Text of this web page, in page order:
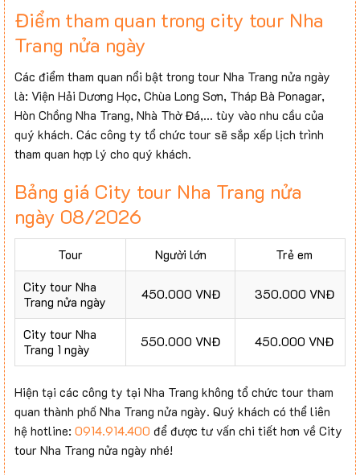
Điểm tham quan trong city tour Nha
Trang nửa ngày
Các điểm tham quan nổi bật trong tour Nha Trang nửa ngày
là: Viện Hải Dương Học, Chùa Long Sơn, Tháp Bà Ponagar,
Hòn Chồng Nha Trang, Nhà Thờ Đá,… tùy vào nhu cầu của
quý khách. Các công ty tổ chức tour sẽ sắp xếp lịch trình
tham quan hợp lý cho quý khách.
Bảng giá City tour Nha Trang nửa
ngày 08/2026
Tour Người lớn
Trẻ em
City tour Nha
Trang nửa ngày
450.000 VNĐ 350.000 VNĐ
City tour Nha
Trang 1 ngày
550.000 VNĐ 450.000 VNĐ
Hiện tại các công ty tại Nha Trang không tổ chức tour tham
quan thành phố Nha Trang nửa ngày. Quý khách có thể liên
hệ hotline: 0914.914.400 để được tư vấn chi tiết hơn về City
tour Nha Trang nửa ngày nhé!